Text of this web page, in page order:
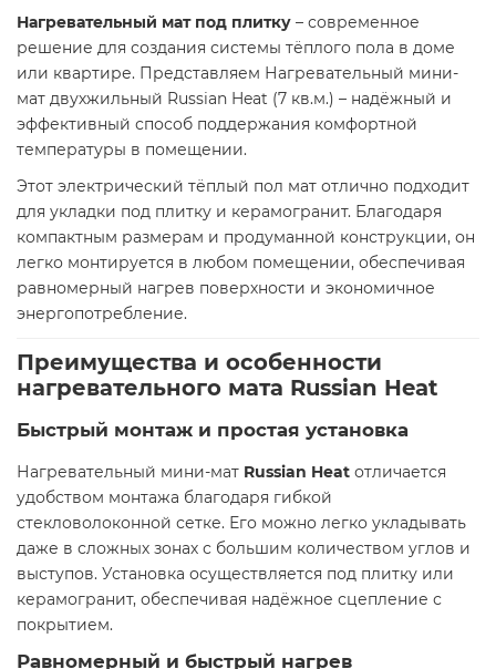
Нагревательный мат под плитку – современное
решение для создания системы тёплого пола в доме
или квартире. Представляем Нагревательный мини-
мат двухжильный Russian Heat (7 кв.м.) – надёжный и
эффективный способ поддержания комфортной
температуры в помещении.
Этот электрический тёплый пол мат отлично подходит
для укладки под плитку и керамогранит. Благодаря
компактным размерам и продуманной конструкции, он
легко монтируется в любом помещении, обеспечивая
равномерный нагрев поверхности и экономичное
энергопотребление.
Преимущества и особенности
нагревательного мата Russian Heat
Быстрый монтаж и простая установка
Нагревательный мини-мат Russian Heat отличается
удобством монтажа благодаря гибкой
стекловолоконной сетке. Его можно легко укладывать
даже в сложных зонах с большим количеством углов и
выступов. Установка осуществляется под плитку или
керамогранит, обеспечивая надёжное сцепление с
покрытием.
Равномерный и быстрый нагрев